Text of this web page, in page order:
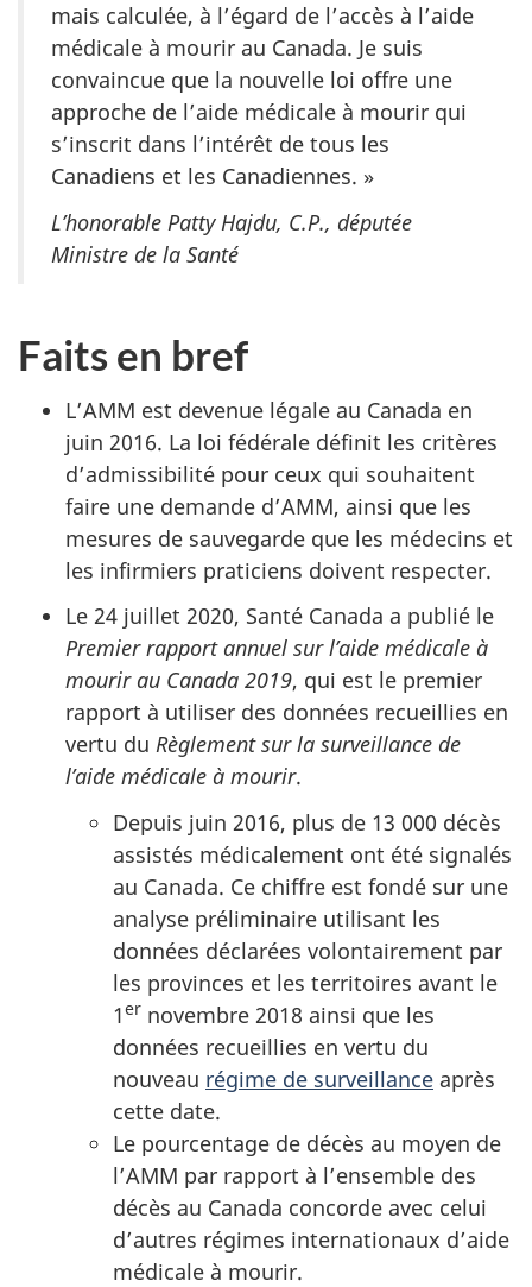
mais calculée, à l’égard de l’accès à l’aide
médicale à mourir au Canada. Je suis
convaincue que la nouvelle loi offre une
approche de l’aide médicale à mourir qui
s’inscrit dans l’intérêt de tous les
Canadiens et les Canadiennes. »
L’honorable Patty Hajdu, C.P., députée
Ministre de la Santé
Faits en bref
L’AMM est devenue légale au Canada en
juin 2016. La loi fédérale définit les critères
d’admissibilité pour ceux qui souhaitent
faire une demande d’AMM, ainsi que les
mesures de sauvegarde que les médecins et
les infirmiers praticiens doivent respecter.
Le 24 juillet 2020, Santé Canada a publié le
Premier rapport annuel sur l’aide médicale à
mourir au Canada 2019, qui est le premier
rapport à utiliser des données recueillies en
vertu du Règlement sur la surveillance de
l’aide médicale à mourir.
Depuis juin 2016, plus de 13 000 décès
assistés médicalement ont été signalés
au Canada. Ce chiffre est fondé sur une
analyse préliminaire utilisant les
données déclarées volontairement par
les provinces et les territoires avant le
1er novembre 2018 ainsi que les
données recueillies en vertu du
nouveau régime de surveillance après
cette date.
Le pourcentage de décès au moyen de
l’AMM par rapport à l’ensemble des
décès au Canada concorde avec celui
d’autres régimes internationaux d’aide
médicale à mourir.